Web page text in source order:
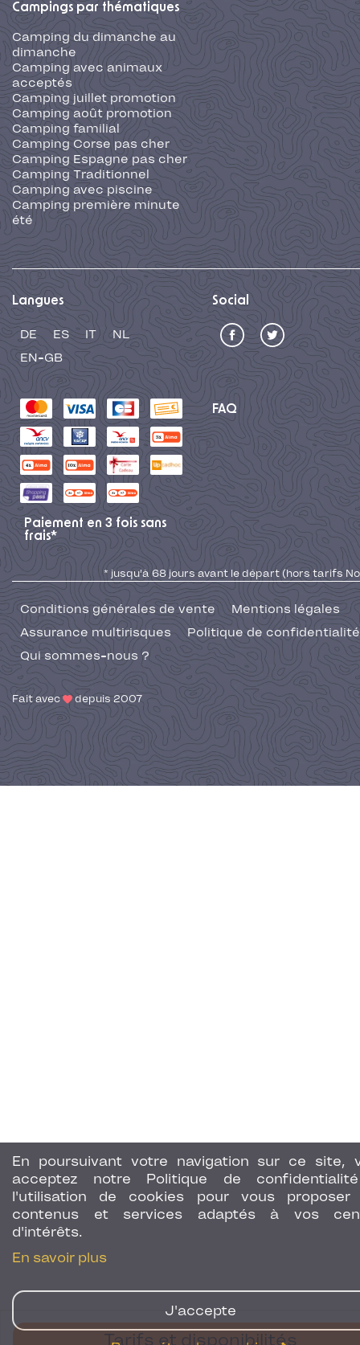
Tarifs et disponibilités
En poursuivant votre navigation sur ce site,
acceptez notre Politique de
l'utilisation de cookies pour vous proposer
contenus et services adaptés à vos
d'intérêts.
En savoir plus
J'accepte
Campings par thématiques
Camping du dimanche au
dimanche
Camping avec animaux
acceptés
Camping juillet promotion
Camping août promotion
Camping familial
Camping Corse pas cher
Camping Espagne pas cher
Camping Traditionnel
Camping avec piscine
Camping première minute
été
Langues
DE ES IT
NL
EN-GB
Social
FAQ
Paiement en 3 fois sans
frais*
* jusqu'à 68 jours avant le départ (hors tarifs No
Conditions générales de vente
Mentions légales
Assurance multirisques
Politique de confidentialité
Qui sommes-nous ?
Fait avec depuis 2007